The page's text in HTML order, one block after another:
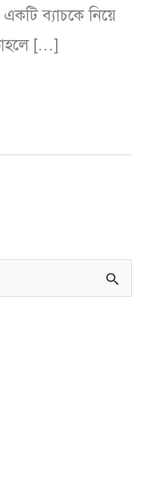
একটি ব্যাচকে নিয়ে
[…]